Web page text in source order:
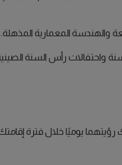
والهندسة المعمارية المذهلة.
واحتفالات رأس السنة الصينية
رؤيتهما يوميًا خلال فترة